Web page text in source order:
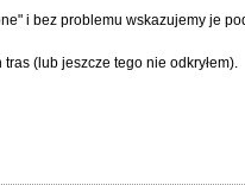
i bez problemu wskazujemy je
(lub jeszcze tego nie odkryłem).